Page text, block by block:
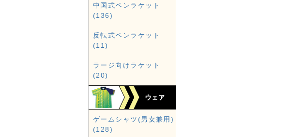
中国式ペンラケット
(136)
反転式ペンラケット
(11)
ラージ向けラケット
(20)
ゲームシャツ(男女兼用)
(128)